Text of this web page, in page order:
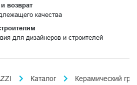
возврат
качества
для дизайнеров и строителей
Каталог Керамический